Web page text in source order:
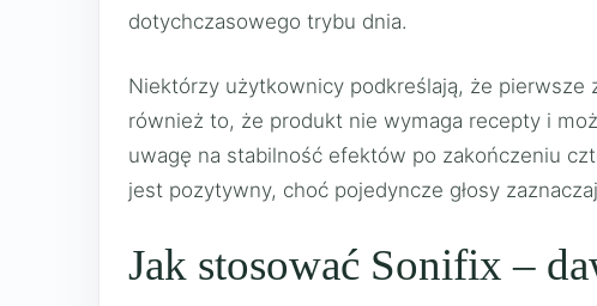
dotychczasowego trybu dnia.
Niektórzy użytkownicy podkreślają, że pierwsze
również to, że produkt nie wymaga recepty i
uwagę na stabilność efektów po zakończeniu
jest pozytywny, choć pojedyncze głosy
Jak stosować Sonifix –